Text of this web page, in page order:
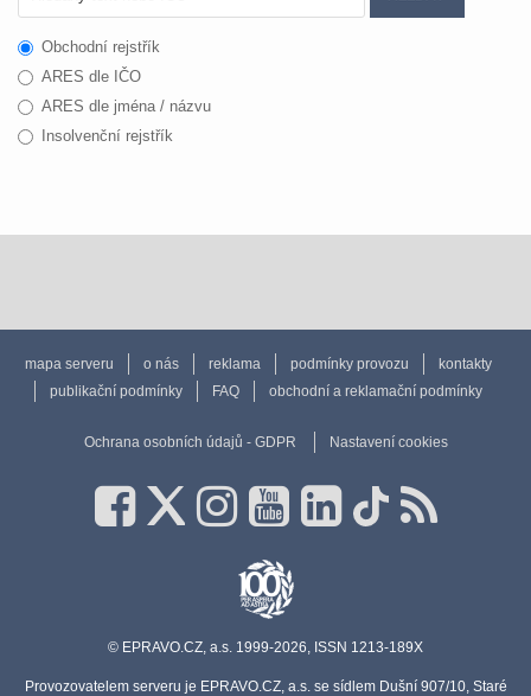
Obchodní rejstřík
ARES dle IČO
ARES dle jména / názvu
Insolvenční rejstřík
mapa serveru o nás reklama podmínky provozu
kontakty
publikační podmínky
FAQ obchodní a reklamační podmínky
Ochrana osobních údajů - GDPR Nastavení cookies
© EPRAVO.CZ, a.s. 1999-2026, ISSN 1213-189X
Provozovatelem serveru je EPRAVO.CZ, a.s. se sídlem Dušní 907/10, Staré